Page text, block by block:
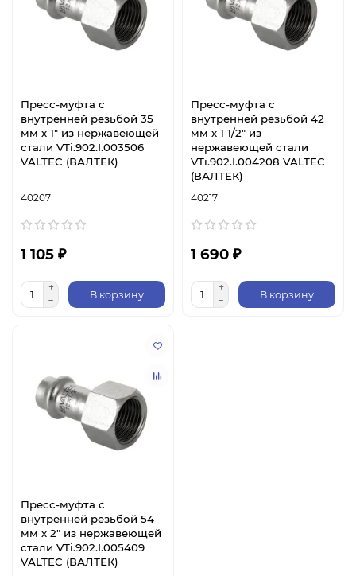
Пресс-муфта с
внутренней резьбой 35
мм х 1" из нержавеющей
стали VTi.902.I.003506
VALTEC (ВАЛТЕК)
40207
1 105 ₽
В корзину
Пресс-муфта с
внутренней резьбой 42
мм х 1 1/2" из
нержавеющей стали
VTi.902.I.004208 VALTEC
(ВАЛТЕК)
40217
1 690 ₽
В корзину
Пресс-муфта с
внутренней резьбой 54
мм х 2" из нержавеющей
стали VTi.902.I.005409
VALTEC (ВАЛТЕК)